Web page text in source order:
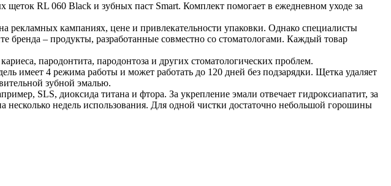
RL 060 Black и зубных паст Smart. Комплект помогает в ежедневном уходе за
рекламных кампаниях, цене и привлекательности упаковки. Однако специалисты
бренда – продукты, разработанные совместно со стоматологами. Каждый товар
пародонтита, пародонтоза и других стоматологических проблем.
имеет 4 режима работы и может работать до 120 дней без подзарядки. Щетка удаляет
зубной эмалью.
SLS, диоксида титана и фтора. За укрепление эмали отвечает гидроксиапатит, за
несколько недель использования. Для одной чистки достаточно небольшой горошины